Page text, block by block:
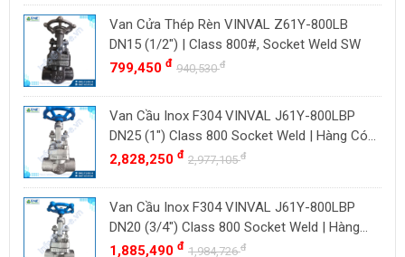
YOSHITAKE
KITZ
DK VALVE
TIGER
HD FIRE
ETM
TAMAKI
ASAHI
SWISSFLUID
Van Cửa Thép Rèn VINVAL Z61Y-800LB
DN15 (1/2") | Class 800#, Socket Weld SW
799,450 đ 940,530đ
Van Cầu Inox F304 VINVAL J61Y-800LBP
DN25 (1") Class 800 Socket Weld | Hàng Có
Sẵn
2,828,250 đ 2,977,105đ
Van Cầu Inox F304 VINVAL J61Y-800LBP
DN20 (3/4") Class 800 Socket Weld | Hàng
Có Sẵn
1,885,490 đ 1,984,726đ